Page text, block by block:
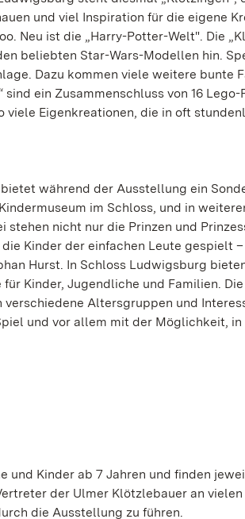
und viel Inspiration für die eigene
Neu ist die „Harry-Potter-Welt". Die
beliebten Star-Wars-Modellen hin.
Dazu kommen viele weitere bunte
ein Zusammenschluss von 16 Lego-
viele Eigenkreationen, die in oft
während der Ausstellung ein
im Schloss, und in
nicht nur die Prinzen und
Kinder der einfachen Leute gespielt
Hurst. In Schloss Ludwigsburg
Kinder, Jugendliche und Familien.
Altersgruppen und
und vor allem mit der Möglichkeit,
Kinder ab 7 Jahren und finden
der Ulmer Klötzlebauer an
die Ausstellung zu führen.